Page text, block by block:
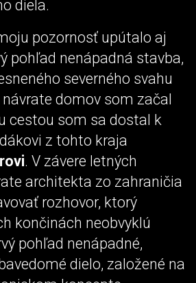
diela.
pozornosť upútalo aj
pohľad nenápadná stavba,
severného svahu
návrate domov som začal
cestou som sa dostal k
z tohto kraja
. V závere letných
architekta zo zahraničia
rozhovor, ktorý
končinách neobvyklú
pohľad nenápadné,
dielo, založené na